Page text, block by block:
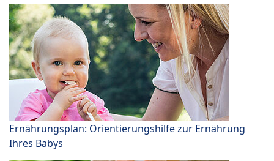
Ernährungsplan: Orientierungshilfe zur Ernährung
Ihres Babys